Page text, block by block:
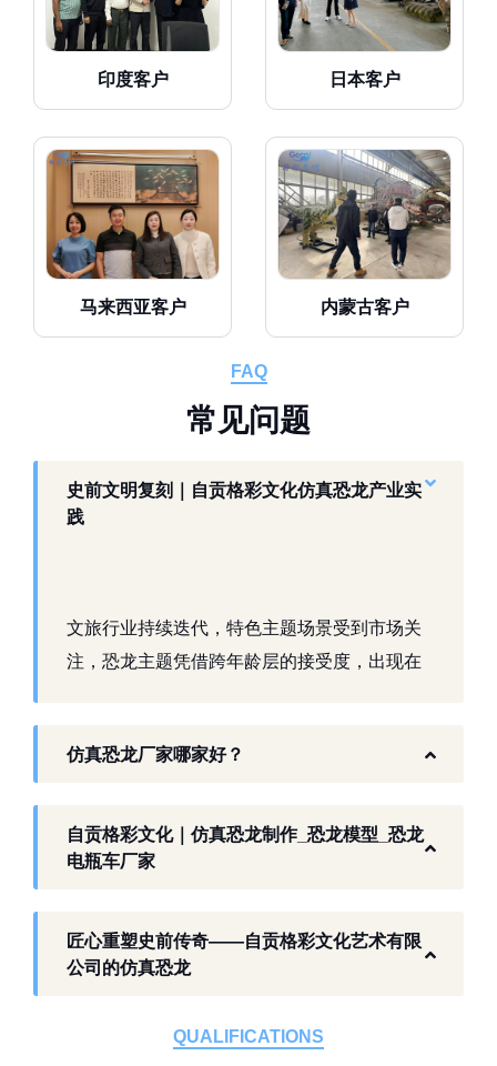
印度客户 日本客户
马来西亚客户 内蒙古客户
FAQ
常 见问题
史前文明复刻｜自贡格彩文化仿真恐龙产业实
践
文旅行业持续迭代，特色主题场景受到市场关
注，恐龙主题凭借跨年龄层的接受度，出现在
生态。自贡格彩文化艺术有限公司扎根本地产
以工厂生产能力，为各地客户提供史前主题相
关产品与服务。
工厂生产基础 构建恐龙产业全链服务
作为开展史前仿真模型生产的恐龙制作工厂，
板仓工业园，拥有标准化生产车间、配套生产
仿真恐龙厂家哪家好？
自贡格彩文化｜仿真恐龙制作_恐龙模型_恐龙
电瓶车厂家
匠心重塑史前传奇——自贡格彩文化艺术有限
公司的仿真恐龙
QUALIFICATIONS